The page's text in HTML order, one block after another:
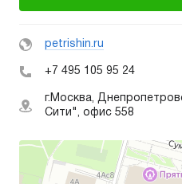
petrishin.ru
+7 495 105 95 24
г.Москва,
Сити", офис 558